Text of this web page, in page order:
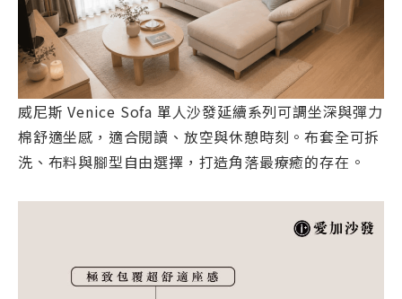
威尼斯 Venice Sofa 單人沙發延續系列可調坐深與彈力
棉舒適坐感，適合閱讀、放空與休憩時刻。布套全可拆
洗、布料與腳型自由選擇，打造角落最療癒的存在。